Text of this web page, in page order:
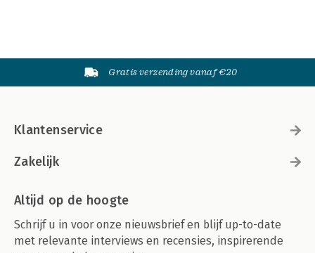
Gratis verzending vanaf €20
Klantenservice
Zakelijk
Altijd op de hoogte
Schrijf u in voor onze nieuwsbrief en blijf up-to-date
met relevante interviews en recensies, inspirerende